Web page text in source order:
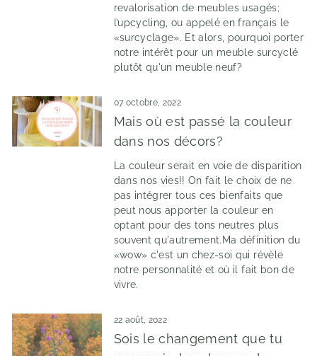
revalorisation de meubles usagés;
l’upcycling, ou appelé en français le
«surcyclage». Et alors, pourquoi porter
notre intérêt pour un meuble surcyclé
plutôt qu'un meuble neuf?
07 octobre, 2022
Mais où est passé la couleur
dans nos décors?
La couleur serait en voie de disparition
dans nos vies!! On fait le choix de ne
pas intégrer tous ces bienfaits que
peut nous apporter la couleur en
optant pour des tons neutres plus
souvent qu'autrement.Ma définition du
«wow» c'est un chez-soi qui révèle
notre personnalité et où il fait bon de
vivre.
22 août, 2022
Sois le changement que tu